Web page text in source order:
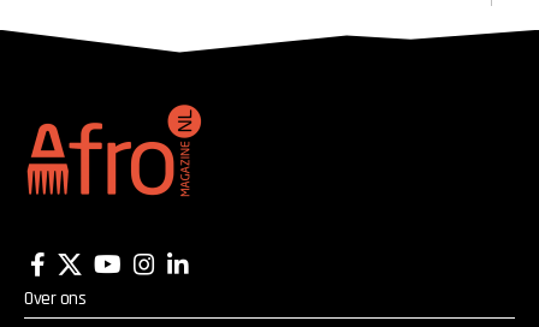
Over ons